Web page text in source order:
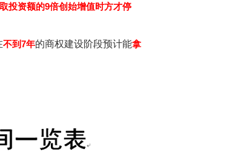
投资额的9倍创始增值时方才停
不到7年的商权建设阶段预计能拿